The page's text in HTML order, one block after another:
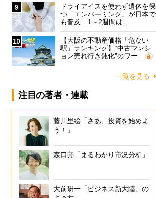
9
ドライアイスを使わず遺体を保
つ「エンバーミング」が日本で
も普及 1～2週間は…
10
【大阪の不動産価格「危ない
駅」ランキング】“中古マンシ
ョン売れ行き鈍化”のワー…
一覧を見る
注目の著者・連載
藤川里絵「さあ、投資を始めよ
う！」
森口亮「まるわかり市況分析」
大前研一「ビジネス新大陸」の